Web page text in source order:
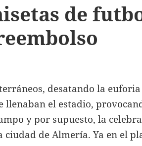
de
desatando la
llenaban el estadio,
y por supuesto, la
ciudad de Almería. Ya en el